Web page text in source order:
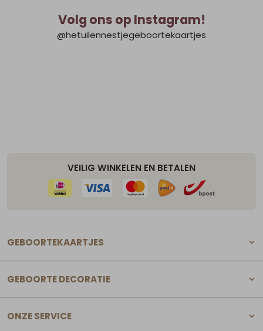
Volg ons op Instagram!
@hetuilennestjegeboortekaartjes
VEILIG WINKELEN EN BETALEN
GEBOORTEKAARTJES
GEBOORTE DECORATIE
ONZE SERVICE